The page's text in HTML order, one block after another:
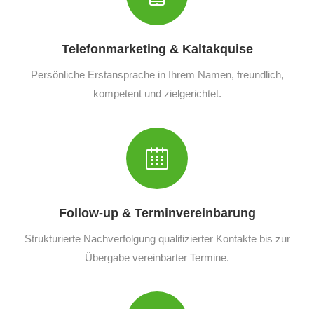
Telefonmarketing & Kaltakquise
Persönliche Erstansprache in Ihrem Namen, freundlich,
kompetent und zielgerichtet.
Follow-up & Terminvereinbarung
Strukturierte Nachverfolgung qualifizierter Kontakte bis zur
Übergabe vereinbarter Termine.